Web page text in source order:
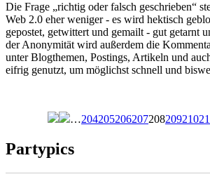
Die Frage „richtig oder falsch geschrieben“
Web 2.0 eher weniger - es wird hektisch
gepostet, getwittert und gemailt - gut getarnt
der Anonymität wird außerdem die
unter Blogthemen, Postings, Artikeln und
eifrig genutzt, um möglichst schnell und
…204205206207208209210
Partypics